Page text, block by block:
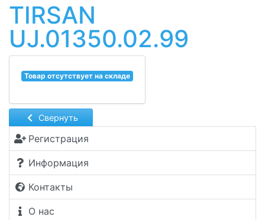
Свернуть
Регистрация
Информация
Контакты
О нас
TIRSAN
UJ.01350.02.99
Товар отсутствует на складе